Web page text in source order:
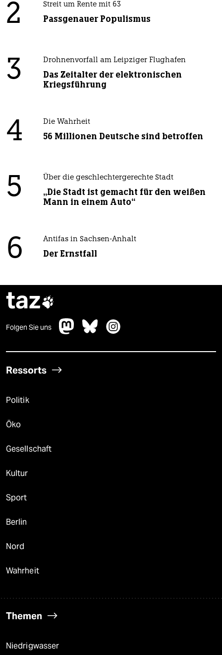
2 Streit um Rente mit 63
Passgenauer Populismus
3 Drohnenvorfall am Leipziger Flughafen
Das Zeitalter der elektronischen
Kriegsführung
4 Die Wahrheit
56 Millionen Deutsche sind betroffen
5 Über die geschlechtergerechte Stadt
„Die Stadt ist gemacht für den weißen
Mann in einem Auto“
6 Antifas in Sachsen-Anhalt
Der Ernstfall
taz
Folgen Sie uns
Ressorts
Politik
Öko
Gesellschaft
Kultur
Sport
Berlin
Nord
Wahrheit
Themen
Niedrigwasser